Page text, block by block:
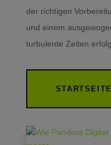
der richtigen
und einem
turbulente Zeiten
STARTSEITE